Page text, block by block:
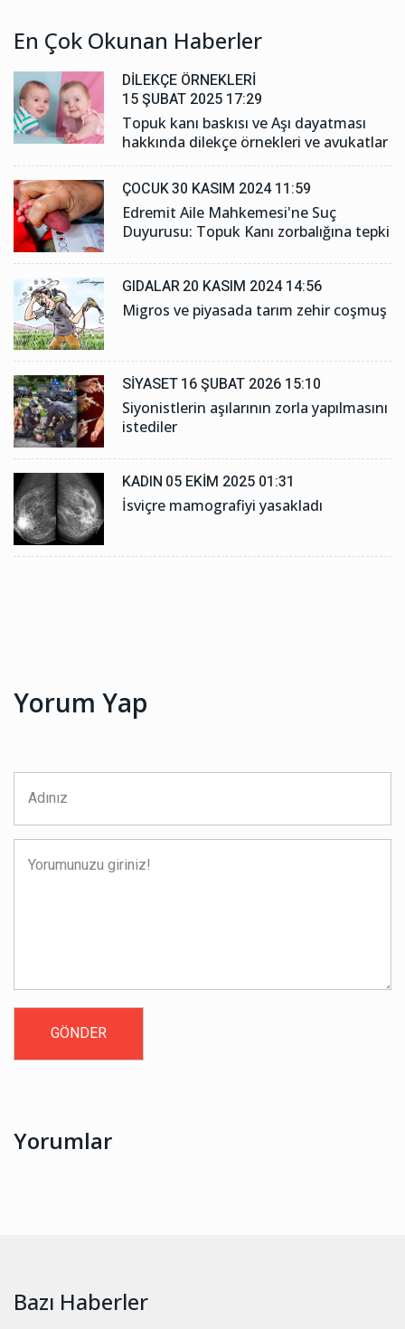
En Çok Okunan Haberler
DILEKÇE ÖRNEKLERI
15 ŞUBAT 2025 17:29
Topuk kanı baskısı ve Aşı dayatması
hakkında dilekçe örnekleri ve avukatlar
ÇOCUK30 KASIM 2024 11:59
Edremit Aile Mahkemesi'ne Suç
Duyurusu: Topuk Kanı zorbalığına tepki
GIDALAR20 KASIM 2024 14:56
Migros ve piyasada tarım zehir coşmuş
SIYASET16 ŞUBAT 2026 15:10
Siyonistlerin aşılarının zorla yapılmasını
istediler
KADIN 05 EKIM 2025 01:31
İsviçre mamografiyi yasakladı
Yorum Yap
Yorumlar
Bazı Haberler